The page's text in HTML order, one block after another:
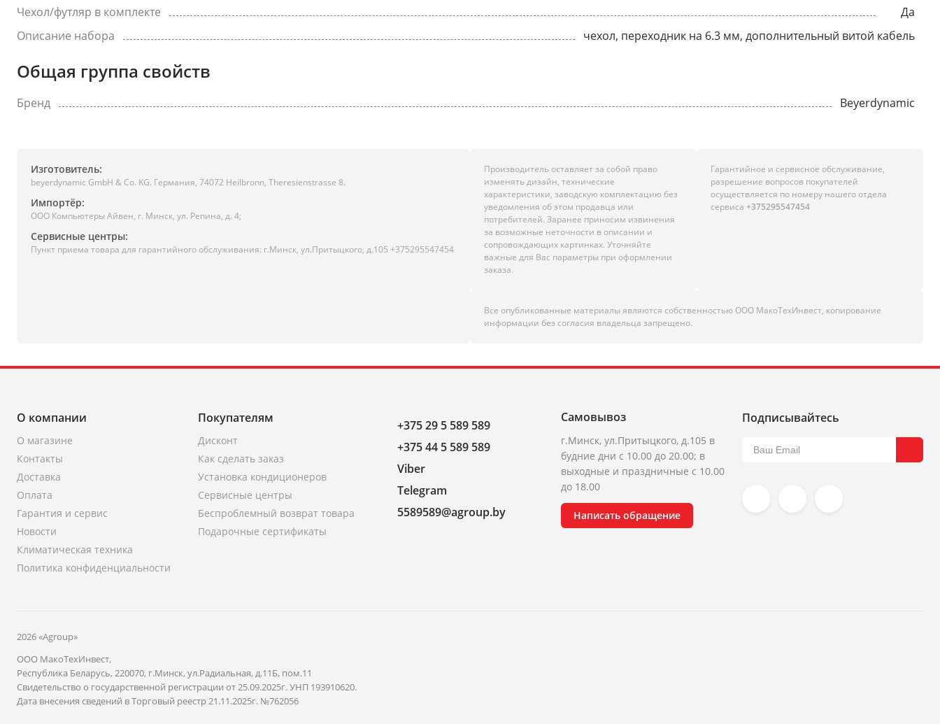
Чехол/футляр в комплекте
Да
Описание набора
чехол, переходник на 6.3 мм, дополнительный витой кабель
Общая группа свойств
Бренд Beyerdynamic
Изготовитель:
beyerdynamic GmbH & Co. KG. Германия, 74072 Heilbronn, Theresienstrasse 8.
Импортёр:
ООО Компьютеры Айвен, г. Минск, ул. Репина, д. 4;
Сервисные центры:
Пункт приема товара для гарантийного обслуживания: г.Минск, ул.Притыцкого, д.105 +375295547454
Производитель оставляет за собой право
изменять дизайн, технические
характеристики, заводскую комплектацию без
уведомления об этом продавца или
потребителей. Заранее приносим извинения
за возможные неточности в описании и
сопровождающих картинках. Уточняйте
важные для Вас параметры при оформлении
заказа.
Гарантийное и сервисное обслуживание,
разрешение вопросов покупателей
осуществляется по номеру нашего отдела
сервиса +375295547454
Все опубликованные материалы являются собственностью ООО МакоТехИнвест, копирование
информации без согласия владельца запрещено.
О компании
О магазине
Контакты
Доставка
Оплата
Гарантия и сервис
Новости
Климатическая техника
Политика конфиденциальности
Покупателям
Дисконт
Как сделать заказ
Установка кондиционеров
Сервисные центры
Беспроблемный возврат товара
Подарочные сертификаты
+375 29 5 589 589
+375 44 5 589 589
Viber
Telegram
5589589@agroup.by
Самовывоз
г.Минск, ул.Притыцкого, д.105 в
будние дни с 10.00 до 20.00; в
выходные и праздничные с 10.00
до 18.00
Написать обращение
Подписывайтесь
2026 «Agroup»
ООО МакоТехИнвест,
Республика Беларусь, 220070, г.Минск, ул.Радиальная, д.11Б, пом.11
Свидетельство о государственной регистрации от 25.09.2025г. УНП 193910620.
Дата внесения сведений в Торговый реестр 21.11.2025г. №762056